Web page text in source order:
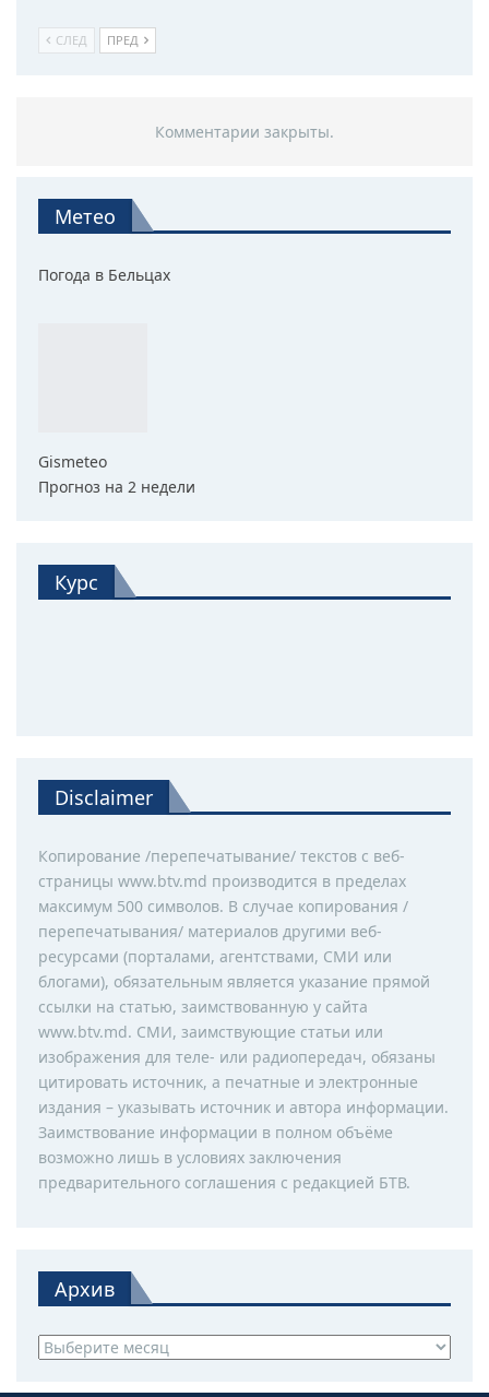
СЛЕД ПРЕД
Комментарии закрыты.
Метео
Погода в Бельцах
Gismeteo
Прогноз на 2 недели
Курс
Disclaimer
Копирование /перепечатывание/ текстов с веб-
страницы www.btv.md производится в пределах
максимум 500 символов. В случае копирования /
перепечатывания/ материалов другими веб-
ресурсами (порталами, агентствами, СМИ или
блогами), обязательным является указание прямой
ссылки на статью, заимствованную у сайта
www.btv.md. СМИ, заимствующие статьи или
изображения для теле- или радиопередач, обязаны
цитировать источник, а печатные и электронные
издания – указывать источник и автора информации.
Заимствование информации в полном объёме
возможно лишь в условиях заключения
предварительного соглашения с редакцией БТВ.
Архив
Архив